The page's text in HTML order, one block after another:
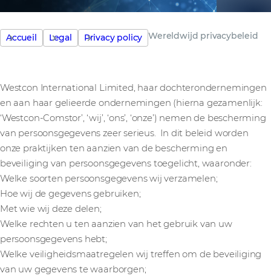
Accueil Legal Privacy policy Wereldwijd privacybeleid
Westcon International Limited, haar dochterondernemingen
en aan haar gelieerde ondernemingen (hierna gezamenlijk:
‘Westcon-Comstor’, ‘wij’, ‘ons’, ‘onze’) nemen de bescherming
van persoonsgegevens zeer serieus. In dit beleid worden
onze praktijken ten aanzien van de bescherming en
beveiliging van persoonsgegevens toegelicht, waaronder:
Welke soorten persoonsgegevens wij verzamelen;
Hoe wij de gegevens gebruiken;
Met wie wij deze delen;
Welke rechten u ten aanzien van het gebruik van uw
persoonsgegevens hebt;
Welke veiligheidsmaatregelen wij treffen om de beveiliging
van uw gegevens te waarborgen;